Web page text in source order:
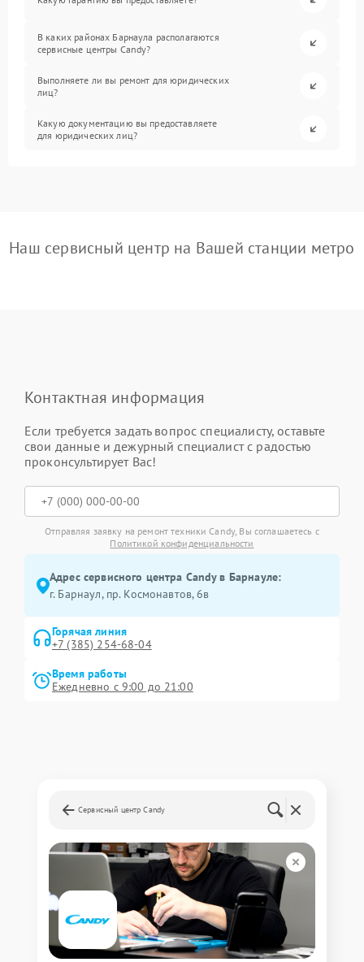
В каких районах Барнаула располагаются
сервисные центры Candy?
Выполняете ли вы ремонт для юридических
лиц?
Какую документацию вы предоставляете
для юридических лиц?
Наш сервисный центр на Вашей станции метро
Контактная информация
Если требуется задать вопрос специалисту, оставьте
свои данные и дежурный специалист с радостью
проконсультирует Вас!
Отправляя заявку на ремонт техники Candy, Вы соглашаетесь с
Политикой конфиденциальности
Адрес сервисного центра Candy в Барнауле:
г. Барнаул, ​пр. Космонавтов, 6в
Горячая линия
+7 (385) 254-68-04
Время работы
Ежедневно с 9:00 до 21:00
Сервисный центр Candy